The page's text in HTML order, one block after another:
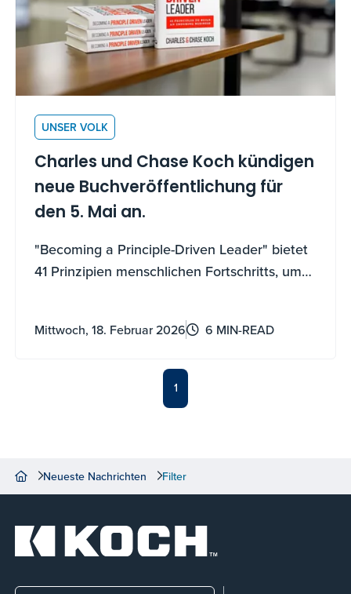
UNSER VOLK
Charles und Chase Koch kündigen
neue Buchveröffentlichung für
den 5. Mai an.
"Becoming a Principle-Driven Leader" bietet
41 Prinzipien menschlichen Fortschritts, um
menschliches Potenzial freizusetzen
Mittwoch, 18. Februar 2026 6 MIN-READ
1
Neueste Nachrichten Filter